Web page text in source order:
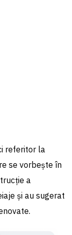
referitor la
se vorbește în
a
și au sugerat